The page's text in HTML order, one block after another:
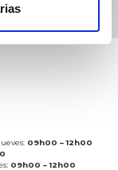
09h00 – 12h00
09h00 – 12h00